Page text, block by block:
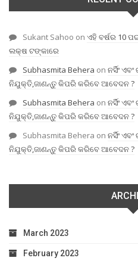
Sukant Sahoo on ଏହି ବର୍ଷର 10
ଲକ୍ଷ ଟଙ୍କାରେ
Subhasmita Behera on ନର୍ସିଂ
ନିଯୁକ୍ତି,ଜାଣନ୍ତୁ କିପରି କରିବେ ଆବେଦନ ?
Subhasmita Behera on ନର୍ସିଂ
ନିଯୁକ୍ତି,ଜାଣନ୍ତୁ କିପରି କରିବେ ଆବେଦନ ?
Subhasmita Behera on ନର୍ସିଂ
ନିଯୁକ୍ତି,ଜାଣନ୍ତୁ କିପରି କରିବେ ଆବେଦନ ?
March 2023
February 2023